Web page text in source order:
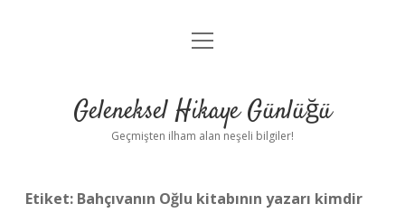
Anasayfa
Yasal Uyarı
menüyü
Geleneksel Hikaye Günlüğü
Geçmişten ilham alan neşeli bilgiler!
Etiket: Bahçıvanın Oğlu kitabının yazarı kimdir